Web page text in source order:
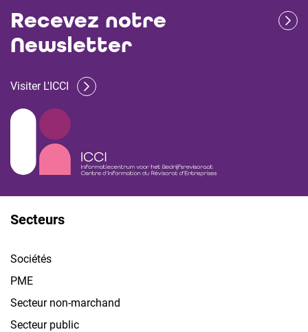
Recevez notre
Newsletter
Visiter L'ICCI
Secteurs
Sociétés
PME
Secteur non-marchand
Secteur public